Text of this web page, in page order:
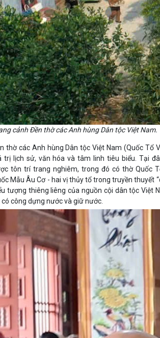
cảnh Đền thờ các Anh hùng Dân tộc Việt Nam.
thờ các Anh hùng Dân tộc Việt Nam (Quốc Tổ
trị lịch sử, văn hóa và tâm linh tiêu biểu. Tại
tôn trí trang nghiêm, trong đó có thờ Quốc
Mẫu Âu Cơ - hai vị thủy tổ trong truyền thuyết
tượng thiêng liêng của nguồn cội dân tộc Việt
có công dựng nước và giữ nước.